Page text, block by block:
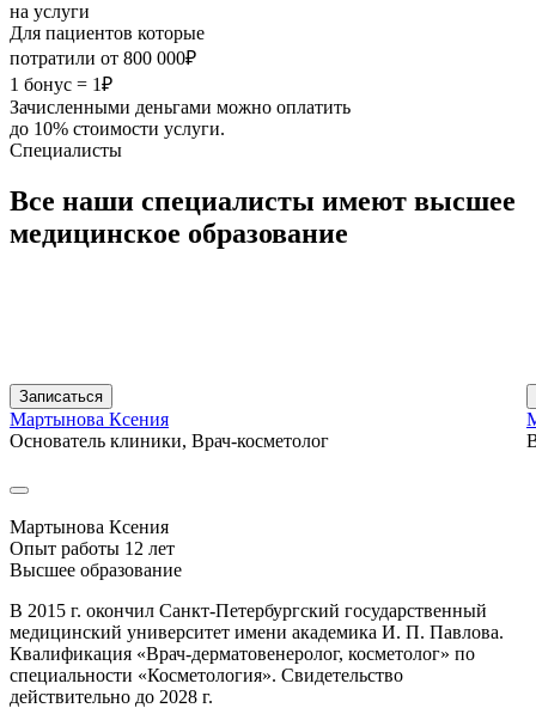
на услуги
Для пациентов которые
потратили от 800 000₽
1 бонус = 1₽
Зачисленными деньгами можно оплатить
до 10% стоимости услуги.
Специалисты
Все наши специалисты имеют высшее
медицинское образование
Записаться
Мартынова Ксения
Основатель клиники, Врач-косметолог
Мартынова Ксения
Опыт работы 12 лет
Высшее образование
В 2015 г. окончил Санкт-Петербургский государственный
медицинский университет имени академика И. П. Павлова.
Квалификация «Врач-дерматовенеролог, косметолог» по
специальности «Косметология». Свидетельство
действительно до 2028 г.